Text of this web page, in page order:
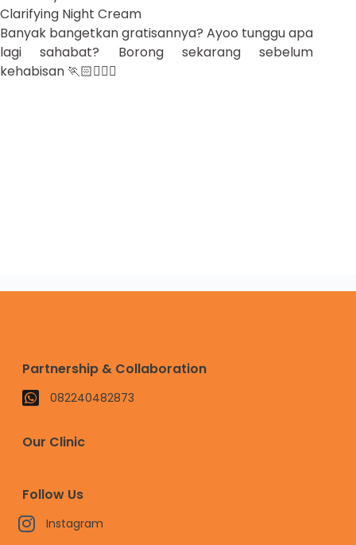
Clarifying Night Cream
Banyak bangetkan gratisannya? Ayoo tunggu apa
lagi sahabat? Borong sekarang sebelum
kehabisan 🏃🏻🏃🏻‍♀️
Partnership & Collaboration
082240482873
Our Clinic
Follow Us
Instagram